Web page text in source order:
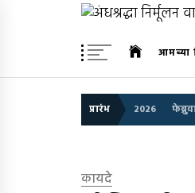
अंधश्रद्धाआमच्या
प्रारंभ 2026
कायदे